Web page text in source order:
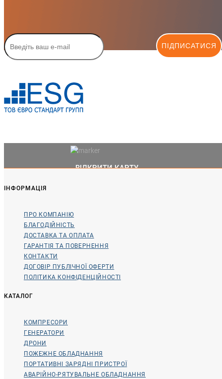
ПІДПИСАТИСЯ
ВІДКРИТИ КАРТУ
ІНФОРМАЦІЯ
ПРО КОМПАНІЮ
БЛАГОДІЙНІСТЬ
ДОСТАВКА ТА ОПЛАТА
ГАРАНТІЯ ТА ПОВЕРНЕННЯ
КОНТАКТИ
ДОГОВІР ПУБЛІЧНОЇ ОФЕРТИ
ПОЛІТИКА КОНФІДЕНЦІЙНОСТІ
КАТАЛОГ
КОМПРЕСОРИ
ГЕНЕРАТОРИ
ДРОНИ
ПОЖЕЖНЕ ОБЛАДНАННЯ
ПОРТАТИВНІ ЗАРЯДНІ ПРИСТРОЇ
АВАРІЙНО-РЯТУВАЛЬНЕ ОБЛАДНАННЯ